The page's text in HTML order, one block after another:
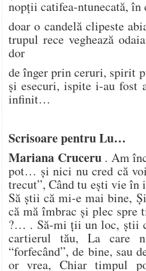
nopții catifea-ntunecată,
doar o candelă clipeste
trupul rece veghează
dor
de înger prin ceruri, spirit
și esecuri, ispite i-au fost
infinit…
Scrisoare pentru Lu…
Mariana Cruceru. Am
pot… şi nici nu cred că
trecut”, Când tu eşti vie
Să ştii că mi-e mai bine,
că mă îmbrac şi plec
?… . Să-mi ţii un loc, ştii
cartierul tău, La care
“forfecând”, de bine, sau
or vrea, Chiar timpul